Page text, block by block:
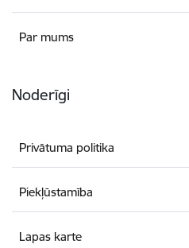
Par mums
Noderīgi
Privātuma politika
Piekļūstamība
Lapas karte